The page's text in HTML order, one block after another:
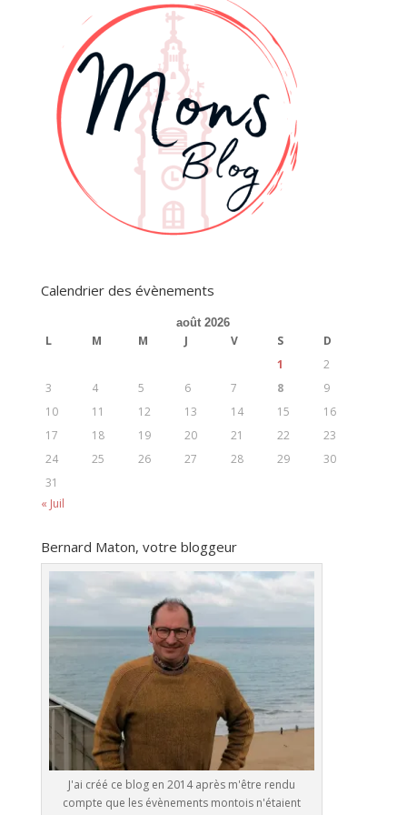
Calendrier des évènements
août 2026
L M M J V S
D
1
2
3
4 5 6 7 8
9
10
11 12 13 14 15
16
17
18 19 20 21 22
23
24
25 26 27 28 29
30
31
« Juil
Bernard Maton, votre bloggeur
J'ai créé ce blog en 2014 après m'être rendu
compte que les évènements montois n'étaient